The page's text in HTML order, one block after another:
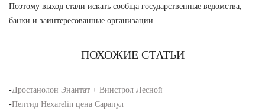
Поэтому выход стали искать сообща государственные ведомства,
банки и заинтересованные организации.
ПОХОЖИЕ СТАТЬИ
-Дростанолон Энантат + Винстрол Лесной
-Пептид Hexarelin цена Сарапул